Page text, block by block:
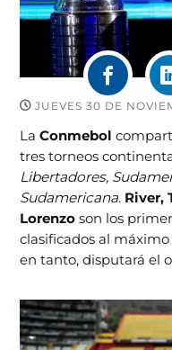
JUEVES 30 DE
LaConmebol
tres torneos
Libertadores,
Sudamericana. River,
Lorenzoson los
clasificados al
en tanto, disputará el